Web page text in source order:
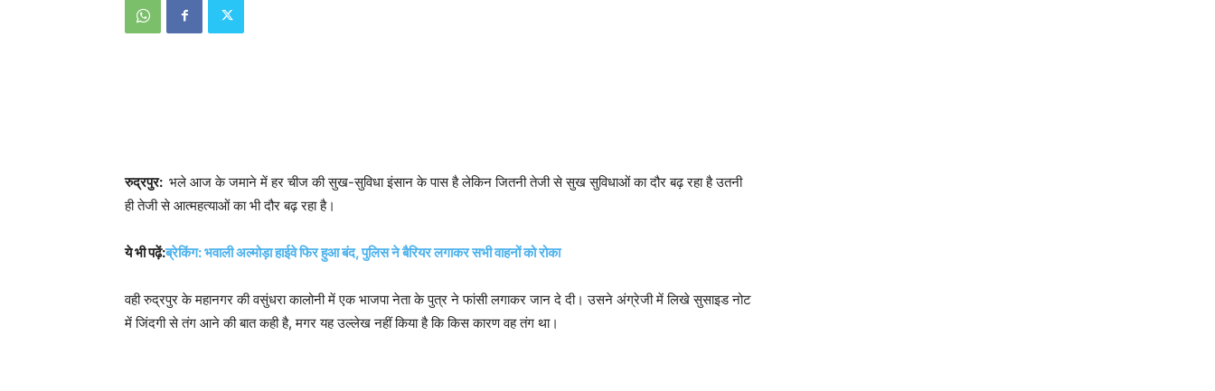
रुद्रपुर: भले आज के जमाने में हर चीज की सुख-सुविधा इंसान के पास है लेकिन जितनी तेजी से सुख सुविधाओं का दौर बढ़ रहा है उतनी
ही तेजी से आत्महत्याओं का भी दौर बढ़ रहा है।
ये भी पढ़ें:ब्रेकिंग: भवाली अल्मोड़ा हाईवे फिर हुआ बंद, पुलिस ने बैरियर लगाकर सभी वाहनों को रोका
वही रुद्रपुर के महानगर की वसुंधरा कालोनी में एक भाजपा नेता के पुत्र ने फांसी लगाकर जान दे दी। उसने अंग्रेजी में लिखे सुसाइड नोट
में जिंदगी से तंग आने की बात कही है, मगर यह उल्लेख नहीं किया है कि किस कारण वह तंग था।